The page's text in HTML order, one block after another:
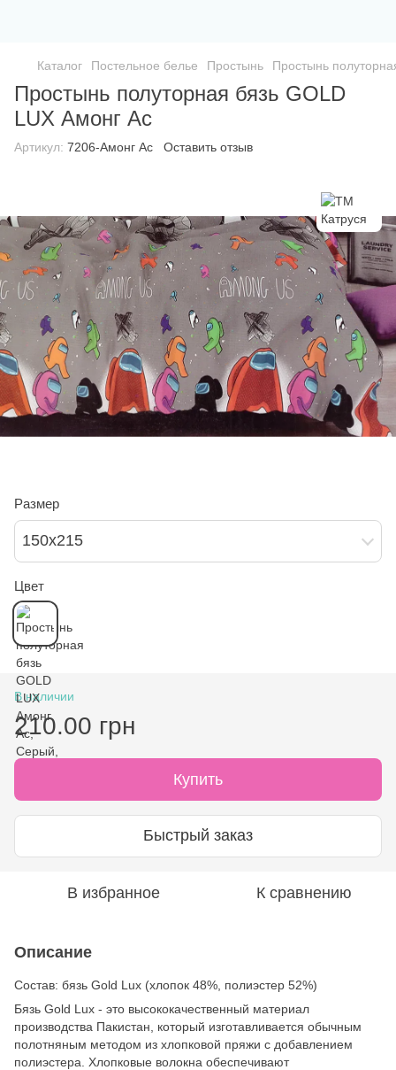
Каталог Постельное белье Простынь Простынь
Простынь полуторная бязь GOLD
LUX Амонг Ас
Артикул: 7206-Амонг Ас Оставить отзыв
Размер
150х215
Цвет
В наличии
210.00 грн
Купить
Быстрый заказ
В избранное К сравнению
Описание
Состав: бязь Gold Lux (хлопок 48%, полиэстер 52%)
Бязь Gold Lux - это высококачественный материал
производства Пакистан, который изготавливается обычным
полотняным методом из хлопковой пряжи с добавлением
полиэстера. Хлопковые волокна обеспечивают